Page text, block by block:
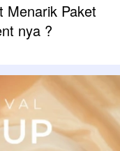
Menarik Paket
nya ?